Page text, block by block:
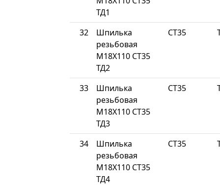
ТД1
32
Шпилька
резьбовая
М18Х110 СТ35
ТД2
СТ35
33
Шпилька
резьбовая
М18Х110 СТ35
ТД3
СТ35
34
Шпилька
резьбовая
М18Х110 СТ35
ТД4
СТ35